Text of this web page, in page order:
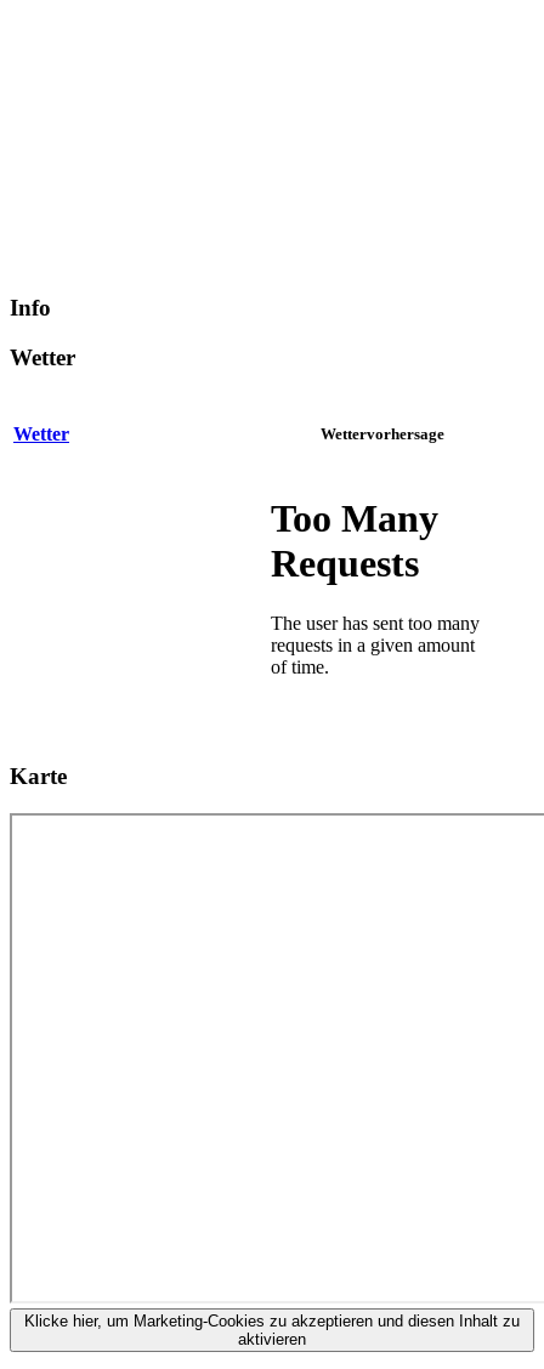
Info
Wetter
Wetter Wettervorhersage
Karte
Klicke hier, um Marketing-Cookies zu akzeptieren und diesen Inhalt zu
aktivieren